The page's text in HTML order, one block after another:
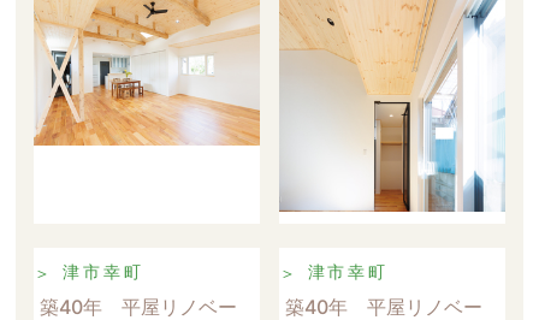
津市幸町
築40年 平屋リノベー
津市幸町
築40年 平屋リノベー